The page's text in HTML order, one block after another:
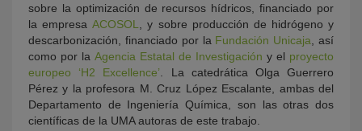
sobre la optimización de recursos hídricos, financiado por
la empresaACOSOL
, y sobre producción de hidrógeno y
descarbonización, financiado por la Fundación Unicaja , así
como por la Agencia Estatal de Investigación y el proyecto
europeo ‘H2 Excellence’ . La catedrática Olga Guerrero
Pérez y la profesora M. Cruz López Escalante, ambas del
Departamento de Ingeniería Química, son las otras dos
científicas de la UMA autoras de este trabajo.